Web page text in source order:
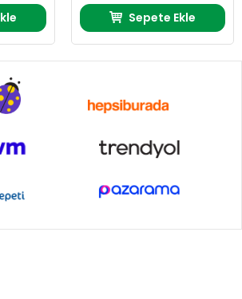
Sepete Ekle